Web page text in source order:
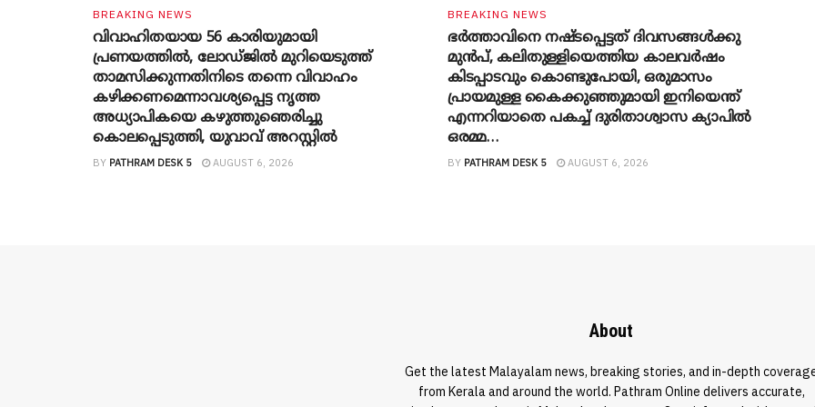
BREAKING NEWS
വിവാഹിതയായ 56 കാരിയുമായി
പ്രണയത്തിൽ, ലോഡ്ജിൽ മുറിയെടുത്ത്
താമസിക്കുന്നതിനിടെ തന്നെ വിവാഹം
കഴിക്കണമെന്നാവശ്യപ്പെട്ട നൃത്ത
അധ്യാപികയെ കഴുത്തുഞെരിച്ചു
കൊലപ്പെടുത്തി, യുവാവ് അറസ്റ്റിൽ
BY PATHRAM DESK 5 AUGUST 6, 2026
BREAKING NEWS
ഭർത്താവിനെ നഷ്ടപ്പെട്ടത് ദിവസങ്ങൾക്കു
മുൻപ്, കലിതുള്ളിയെത്തിയ കാലവർഷം
കിടപ്പാടവും കൊണ്ടുപോയി, ഒരുമാസം
പ്രായമുള്ള കൈക്കുഞ്ഞുമായി ഇനിയെന്ത്
എന്നറിയാതെ പകച്ച് ദുരിതാശ്വാസ ക്യാപിൽ
ഒരമ്മ…
BY PATHRAM DESK 5 AUGUST 6, 2026
About
Get the latest Malayalam news, breaking stories, and in-depth
from Kerala and around the world. Pathram Online delivers accurate,